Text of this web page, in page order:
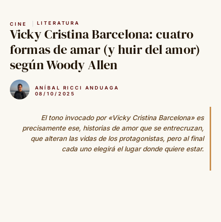
contenido
CINE LITERATURA
Vicky Cristina Barcelona: cuatro
formas de amar (y huir del amor)
según Woody Allen
ANÍBAL RICCI ANDUAGA
08/10/2025
El tono invocado por «Vicky Cristina Barcelona» es
precisamente ese, historias de amor que se entrecruzan,
que alteran las vidas de los protagonistas, pero al final
cada uno elegirá el lugar donde quiere estar.